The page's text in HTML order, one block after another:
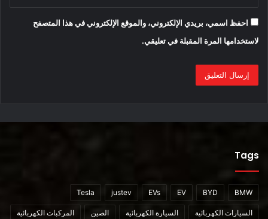
محتوى مدفوع
احفظ اسمي، بريدي الإلكتروني، والموقع الإلكتروني في هذا المتصفح
لاستخدامها المرة المقبلة في تعليقي.
Tags
BMW
BYD
EV
EVs
justev
Tesla
السيارات الكهربائية السيارة الكهربائية الصين المركبات الكهربائية